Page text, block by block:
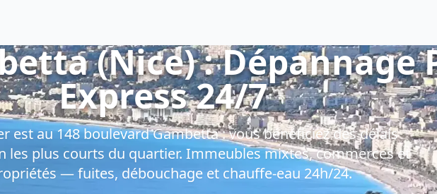
(Nice) : Dépannage
Express 24/7
est au 148 boulevard Gambetta : vous bénéficiez des délais
les plus courts du quartier. Immeubles mixtes, commerces et
— fuites, débouchage et chauffe-eau 24h/24.